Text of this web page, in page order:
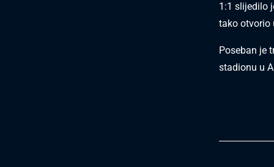
1:1 slijedilo
tako otvorio
Poseban je
stadionu u